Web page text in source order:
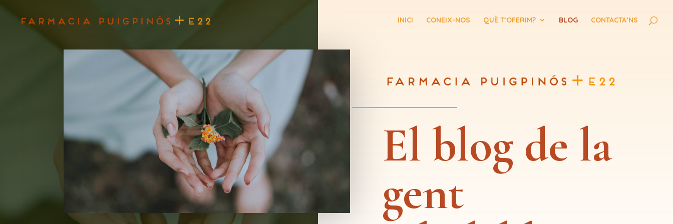
INICI CONEIX-NOS QUÈ T’OFERIM? BLOG CONTACTA’NS
El blog de la
gent